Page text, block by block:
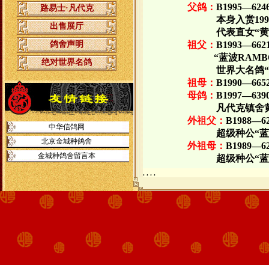
路易士·凡代克
出售展厅
鸽舍声明
绝对世界名鸽
中华信鸽网
北京金城种鸽舍
金城种鸽舍留言本
父鸽： B1995—
本身入赏
代表直女“
祖父： B1993—
“蓝波
世界大名鸽
祖母： B1990—
母鸽： B1997—
凡代克镇舍
外祖父： B1988—
超级种公“
外祖母： B1989—
超级种公“
, , , ,